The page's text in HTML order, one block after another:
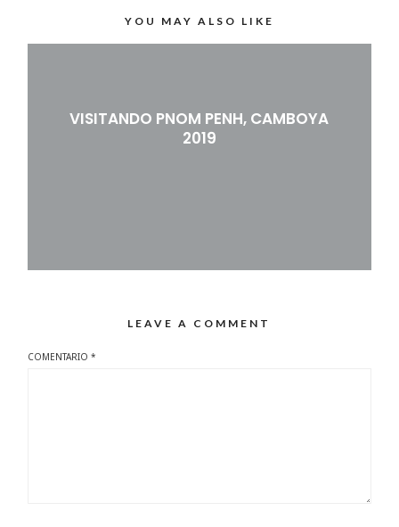
YOU MAY ALSO LIKE
VISITANDO PNOM PENH, CAMBOYA
2019
LEAVE A COMMENT
COMENTARIO*